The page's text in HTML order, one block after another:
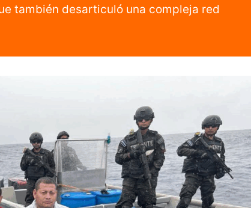
también desarticuló una compleja red